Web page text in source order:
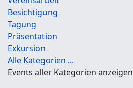
Besichtigung
Tagung
Präsentation
Exkursion
Alle Kategorien ...
Events aller Kategorien anzeigen